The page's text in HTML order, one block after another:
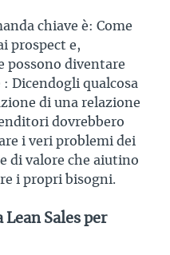
chiave è: Come
prospect e,
possono diventare
Dicendogli qualcosa
di una relazione
dovrebbero
i veri problemi dei
di valore che aiutino
i propri bisogni.
Sales per